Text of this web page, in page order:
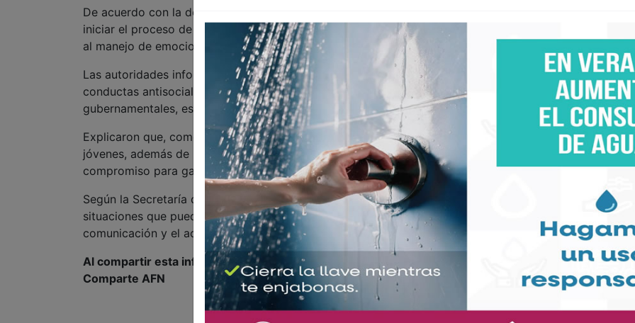
De acuerdo con la dependencia, los jóvenes acudieron acompañados de sus familiares para
iniciar el proceso de intervención, el cual incluye talleres, conferencias y actividades enfocadas
al manejo de emociones, resolución de conflictos y toma de decisiones.
Las autoridades informaron que el programa está dirigido a adolescentes que han presentado
conductas antisociales o de riesgo, mediante acciones coordinadas con dependencias
gubernamentales, especialistas y asociaciones civiles.
Explicaron que, como parte de las actividades, se ofrecerá seguimiento psicológico a los
jóvenes, además de reuniones periódicas con sus padres, quienes firmaron una carta
compromiso para garantizar la asistencia a las sesiones programadas cada sábado.
Según la Secretaría de Seguridad, el programa busca sensibilizar a los adolescentes sobre
situaciones que puedan vulnerar su seguridad o integridad, además de fortalecer la
comunicación y el acompañamiento familiar.
Al compartir esta información, apoyas a la prensa que necesitas
Comparte AFN